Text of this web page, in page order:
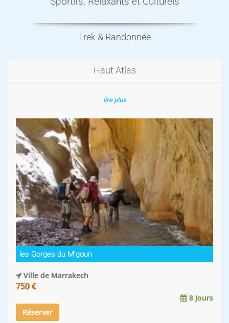
Trek & Randonnée
Haut Atlas
lire plus
les Gorges du M’goun
Ville de Marrakech
750 €
8 Jours
Réserver